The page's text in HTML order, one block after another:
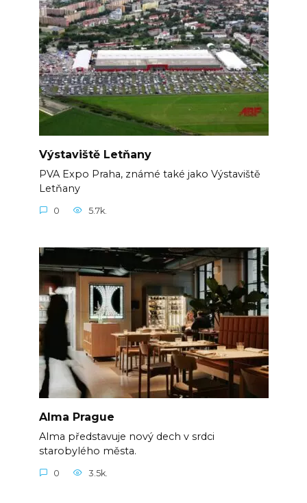
Výstaviště Letňany
PVA Expo Praha, známé také jako Výstaviště
Letňany
0 5.7k.
Alma Prague
Alma představuje nový dech v srdci
starobylého města.
0 3.5k.